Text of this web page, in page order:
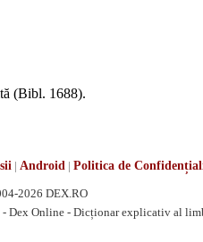
(Bibl. 1688).
| Android | Politica de
2026 DEX.RO
- Dex Online - Dicționar explicativ al